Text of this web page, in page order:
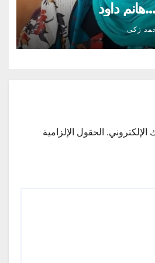
داود
زكى
الإلكتروني. الحقول الإلزامية